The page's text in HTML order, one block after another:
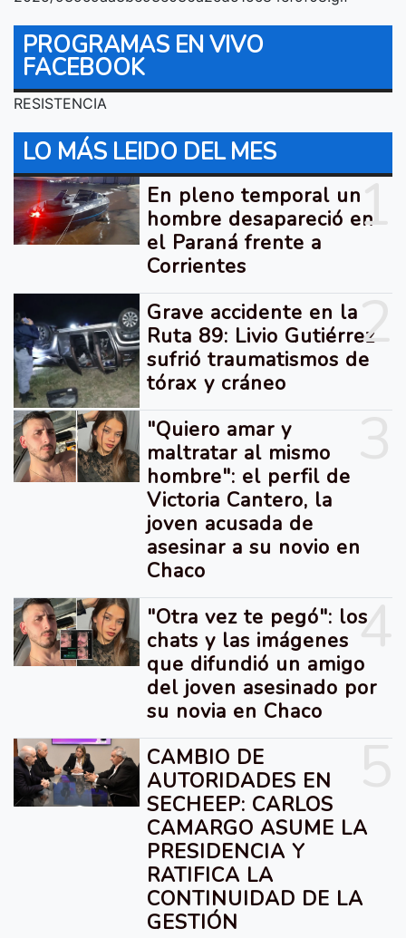
PROGRAMAS EN VIVO
FACEBOOK
RESISTENCIA
LO MÁS LEIDO DEL MES
1
En pleno temporal un
hombre desapareció en
el Paraná frente a
Corrientes
2
Grave accidente en la
Ruta 89: Livio Gutiérrez
sufrió traumatismos de
tórax y cráneo
"Quiero amar y
maltratar al mismo
hombre": el perfil de
Victoria Cantero, la
joven acusada de
asesinar a su novio en
Chaco
4
"Otra vez te pegó": los
chats y las imágenes
que difundió un amigo
del joven asesinado por
su novia en Chaco
CAMBIO DE
AUTORIDADES EN
SECHEEP: CARLOS
CAMARGO ASUME LA
PRESIDENCIA Y
RATIFICA LA
CONTINUIDAD DE LA
GESTIÓN